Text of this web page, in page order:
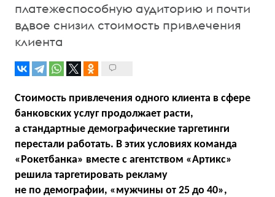
платежеспособную аудиторию и почти
вдвое снизил стоимость привлечения
клиента
Стоимость привлечения одного клиента в сфере
банковских услуг продолжает расти,
а стандартные демографические таргетинги
перестали работать. В этих условиях команда
«Рокетбанка» вместе с агентством «Артикс»
решила таргетировать рекламу
не по демографии, «мужчины от 25 до 40»,